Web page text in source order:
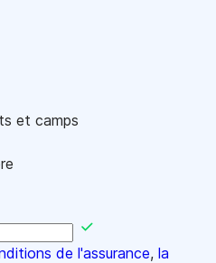
et camps
de l'assurance, la